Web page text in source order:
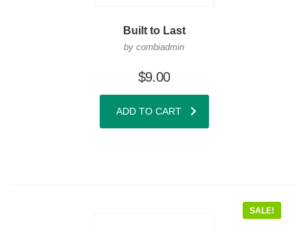
Built to Last
by combiadmin
$9.00
ADD TO CART
SALE!